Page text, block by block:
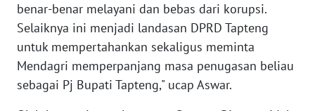
benar-benar melayani dan bebas dari korupsi.
Selaiknya ini menjadi landasan DPRD Tapteng
untuk mempertahankan sekaligus meminta
Mendagri memperpanjang masa penugasan beliau
sebagai Pj Bupati Tapteng," ucap Aswar.
WN
LAMPUNG
WN
JATENG